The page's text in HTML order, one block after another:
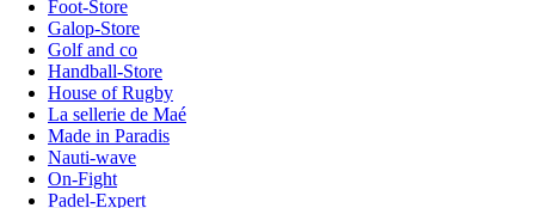
Foot-Store
Galop-Store
Golf and co
Handball-Store
House of Rugby
La sellerie de Maé
Made in Paradis
Nauti-wave
On-Fight
Padel-Expert